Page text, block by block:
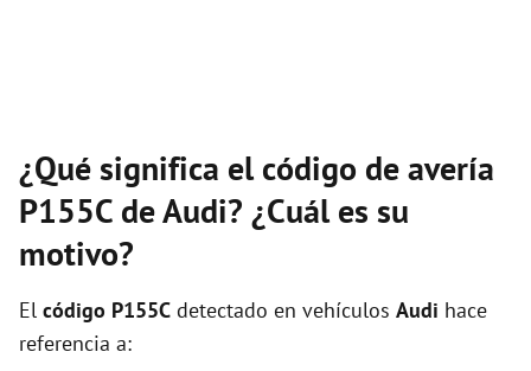
¿Qué significa el código de avería
P155C de Audi? ¿Cuál es su
motivo?
El código P155C detectado en vehículos Audi hace
referencia a: